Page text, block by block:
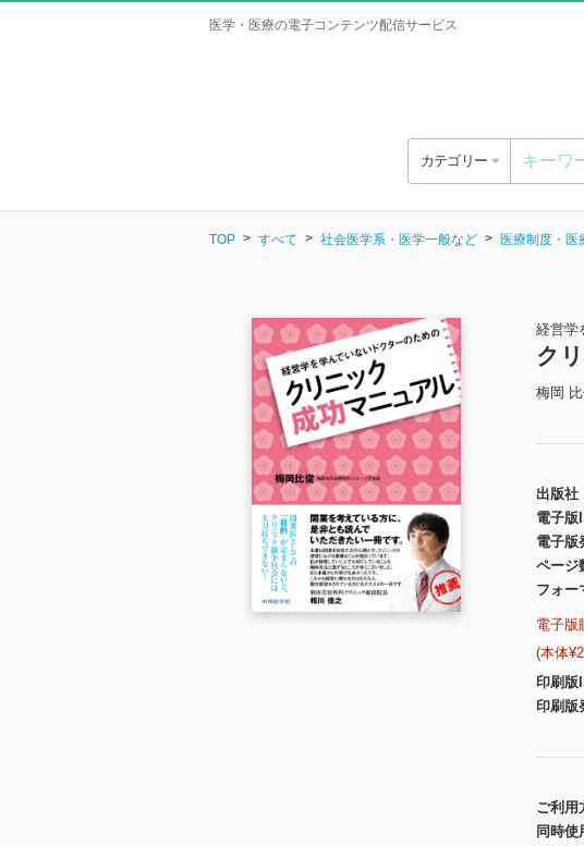
医学・医療の電子コンテンツ配信サービス
カテゴリー
TOP すべて 社会医学系・医学一般など 医療制度・医
経営学
ク
梅岡
出版社
電子版
電子版
ページ
フォー
電子版
(本体
印刷版
印刷版
ご利用
同時使